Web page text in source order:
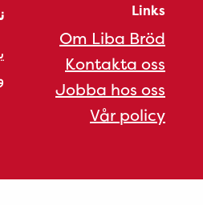
Links
Om Liba Bröd
Kontakta oss
Jobba hos oss
Vår policy